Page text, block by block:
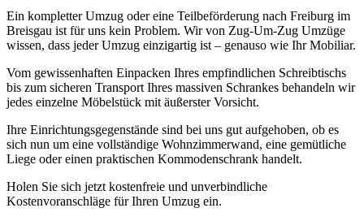
Ein kompletter Umzug oder eine Teilbeförderung nach Freiburg im
Breisgau ist für uns kein Problem. Wir von Zug-Um-Zug Umzüge
wissen, dass jeder Umzug einzigartig ist – genauso wie Ihr Mobiliar.
Vom gewissenhaften Einpacken Ihres empfindlichen Schreibtischs
bis zum sicheren Transport Ihres massiven Schrankes behandeln wir
jedes einzelne Möbelstück mit äußerster Vorsicht.
Ihre Einrichtungsgegenstände sind bei uns gut aufgehoben, ob es
sich nun um eine vollständige Wohnzimmerwand, eine gemütliche
Liege oder einen praktischen Kommodenschrank handelt.
Holen Sie sich jetzt kostenfreie und unverbindliche
Kostenvoranschläge für Ihren Umzug ein.